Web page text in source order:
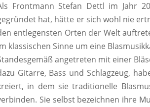
Frontmann Stefan Dettl im Jahr
hat, hätte er sich wohl nie
entlegensten Orten der Welt
klassischen Sinne um eine
angetreten mit einer
Gitarre, Bass und Schlagzeug,
in dem sie traditionelle
Sie selbst bezeichnen ihre